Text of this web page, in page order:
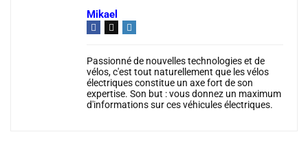
Mikael
Passionné de nouvelles technologies et de
vélos, c'est tout naturellement que les vélos
électriques constitue un axe fort de son
expertise. Son but : vous donnez un maximum
d'informations sur ces véhicules électriques.